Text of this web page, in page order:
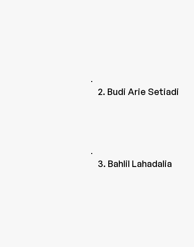
2. Budi Arie Setiadi
3. Bahlil Lahadalia